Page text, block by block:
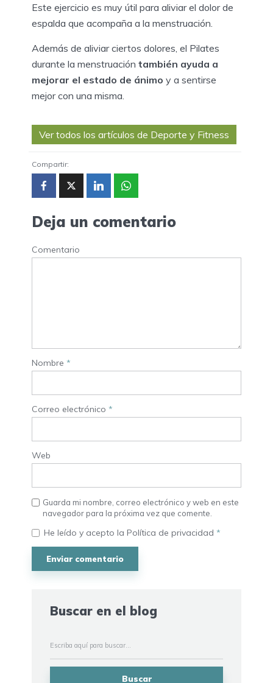
Este ejercicio es muy útil para aliviar el dolor de
espalda que acompaña a la menstruación.
Además de aliviar ciertos dolores, el Pilates
durante la menstruación también ayuda a
mejorar el estado de ánimo y a sentirse
mejor con una misma.
Ver todos los artículos de Deporte y Fitness
Compartir:
Deja un comentario
Comentario
Nombre *
Correo electrónico *
Web
Guarda mi nombre, correo electrónico y web en este
navegador para la próxima vez que comente.
He leído y acepto la Política de privacidad *
Buscar en el blog
Buscar